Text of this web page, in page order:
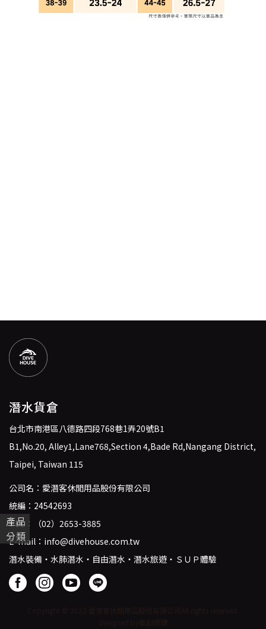
產品
分類
潛水貨倉
台北市南港區八德路四段768巷1弄20號B1
B1,No.20, Alley1,Lane768,Section 4,Bade Rd,Nangang District,
Taipei, Taiwan 115
公司名：愛潛客休閒用品股份有限公司
統編：24542693
TEL：
（02）2653-3885
E-mail： info@divehouse.com.tw
潛水裝備・水肺潛水・自由潛水・潛水旅遊・ＳＵＰ體驗